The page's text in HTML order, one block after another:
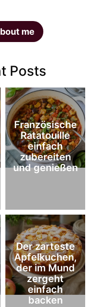
me
Posts
Französische
Ratatouille
einfach
zubereiten
und genießen
Der zarteste
Apfelkuchen,
der im Mund
zergeht
einfach
backen